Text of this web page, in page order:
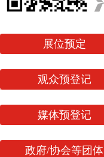
展位预定
观众预登记
媒体预登记
政府/协会等团体